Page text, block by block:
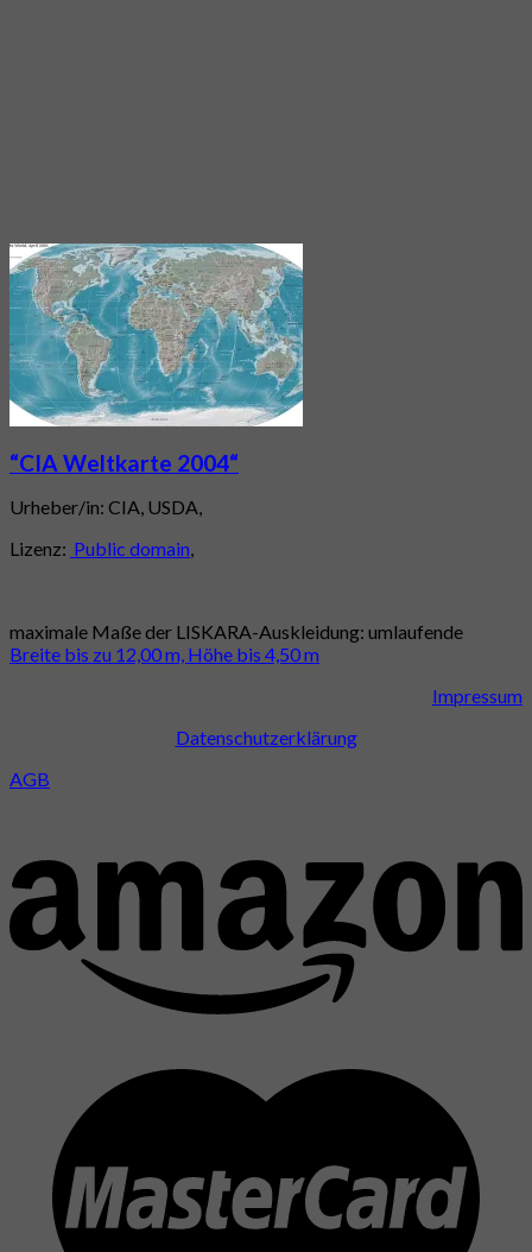
“CIA Weltkarte 2004“
Urheber/in: CIA, USDA,
Lizenz: Public domain,
maximale Maße der LISKARA-Auskleidung: umlaufende
Breite bis zu 12,00 m, Höhe bis 4,50 m
Impressum
Datenschutzerklärung
AGB